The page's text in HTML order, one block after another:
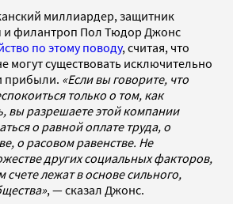
миллиардер, защитник
филантроп Пол Тюдор Джонс
по этому поводу, считая, что
могут существовать исключительно
прибыли. «Если вы говорите, что
только о том, как
вы разрешаете этой компании
о равной оплате труда, о
о расовом равенстве. Не
других социальных факторов,
лежат в основе сильного,
, — сказал Джонс.